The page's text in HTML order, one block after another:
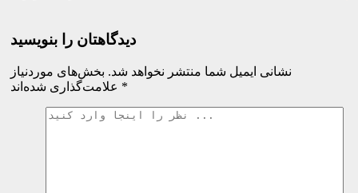
دیدگاهتان را بنویسید
نشانی ایمیل شما منتشر نخواهد شد. بخش‌های موردنیاز
*